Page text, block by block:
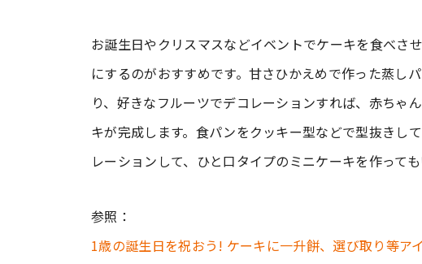
お誕生日やクリスマスなどイベントでケーキを食べさ
にするのがおすすめです。甘さひかえめで作った蒸し
り、好きなフルーツでデコレーションすれば、赤ちゃ
キが完成します。食パンをクッキー型などで型抜きし
レーションして、ひと口タイプのミニケーキを作っても
参照：
1歳の誕生日を祝おう! ケーキに一升餅、選び取り等ア